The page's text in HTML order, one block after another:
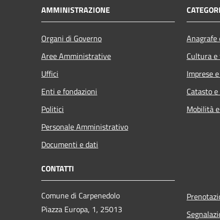
AMMINISTRAZIONE
Organi di Governo
Aree Amministrative
Uffici
Enti e fondazioni
Politici
Personale Amministrativo
Documenti e dati
Cultura
Imprese
Catasto
Mobilità
CONTATTI
Comune di Carpenedolo
Piazza Europa, 1, 25013